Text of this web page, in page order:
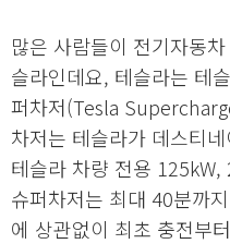
많은 사람들이 전기자동
슬라인데요, 테슬라는 테
퍼차저(Tesla
차저는 테슬라가 데스티
테슬라 차량 전용
슈퍼차저는 최대 40분까
에 상관없이 최초 충전부